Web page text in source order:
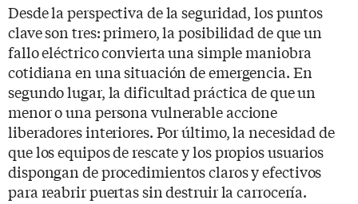
Desde la perspectiva de la seguridad, los puntos
clave son tres: primero, la posibilidad de que un
fallo eléctrico convierta una simple maniobra
cotidiana en una situación de emergencia. En
segundo lugar, la dificultad práctica de que un
menor o una persona vulnerable accione
liberadores interiores. Por último, la necesidad de
que los equipos de rescate y los propios usuarios
dispongan de procedimientos claros y efectivos
para reabrir puertas sin destruir la carrocería.